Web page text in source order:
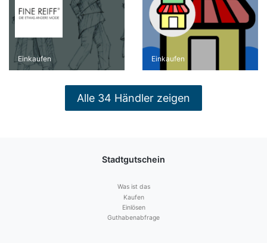
Einkaufen Einkaufen
Alle 34 Händler zeigen
Stadtgutschein
Was ist das
Kaufen
Einlösen
Guthabenabfrage